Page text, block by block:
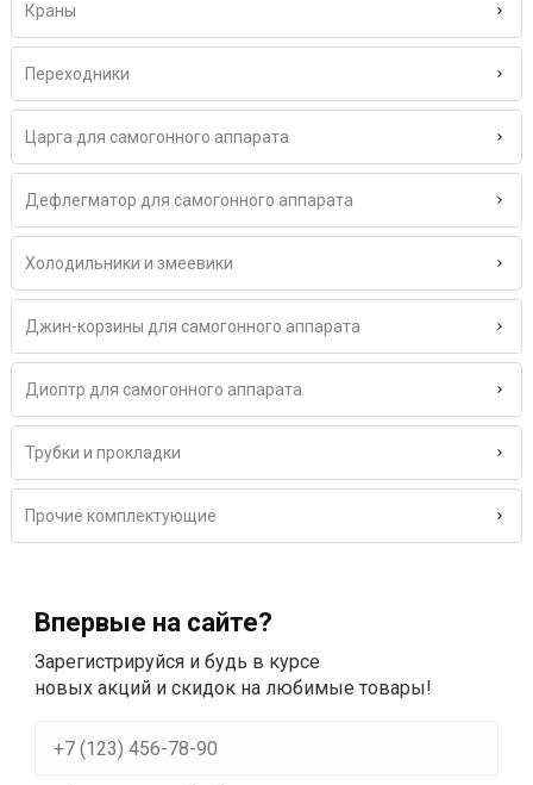
Краны
Переходники
Царга для самогонного аппарата
Дефлегматор для самогонного аппарата
Холодильники и змеевики
Джин-корзины для самогонного аппарата
Диоптр для самогонного аппарата
Трубки и прокладки
Прочие комплектующие
Впервые на сайте?
Зарегистрируйся и будь в курсе
новых акций и скидок на любимые товары!